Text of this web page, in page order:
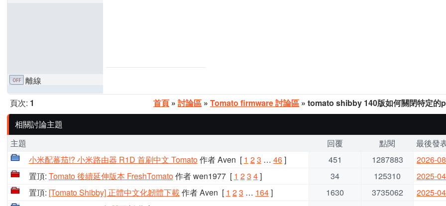
離線
頁次: 1 首頁 » 討論區 » Tomato firmware 討論區 » tomato shibby 140版如何關閉特定的
相關討論主題
主題
回覆 點閱
最後發
小米配蕃茄!? 小米路由器 R1D 首刷中文 Tomato作者 Aven [ 1 23 … 46] 451 1287883
2026-
置頂: Tomato 後續延伸版本 FreshTomato作者 wen1977[ 1 23 4] 34 125310
2025-
置頂: [Tomato Shibby] 正體中文化韌體下載作者 Aven [ 1 23 … 164] 1630 3735062
2025-